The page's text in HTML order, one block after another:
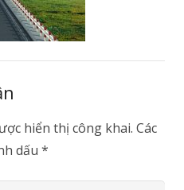
hiển thị công khai. Các
dấu *